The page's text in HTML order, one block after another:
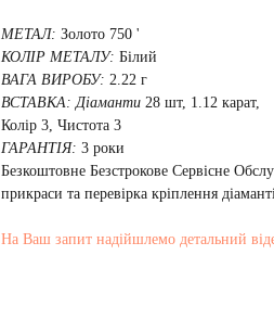
МЕТАЛ: Золото 750 '
КОЛІР МЕТАЛУ: Білий
ВАГА ВИРОБУ: 2.22 г
ВСТАВКА: Діаманти 28 шт, 1.12 карат,
Колір 3, Чистота 3
ГАРАНТІЯ: 3 роки
Безкоштовне Безстрокове Сервісне
прикраси та перевірка кріплення
На Ваш запит надійшлемо детальний